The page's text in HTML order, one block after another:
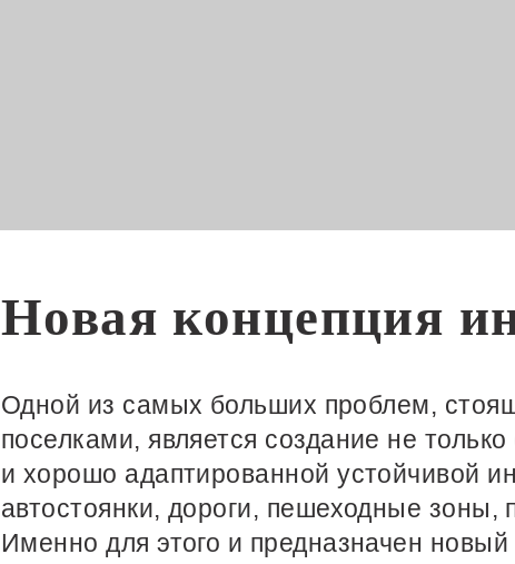
Новая концепция
Одной из самых больших проблем,
поселками, является создание не
и хорошо адаптированной устойчивой
автостоянки, дороги, пешеходные зоны,
Именно для этого и предназначен